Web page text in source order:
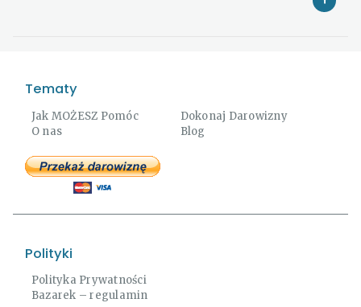
Tematy
Jak MOŻESZ Pomóc
Dokonaj Darowizny
O nas
Blog
Polityki
Polityka Prywatności
Bazarek – regulamin